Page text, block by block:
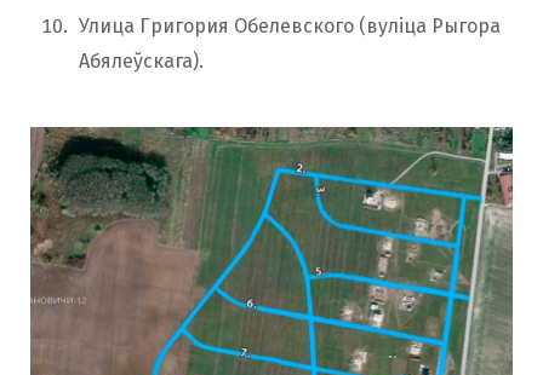
Улица Григория Обелевского (вуліца Рыгора
Абялеўскага).